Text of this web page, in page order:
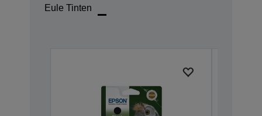
Eule Tinten